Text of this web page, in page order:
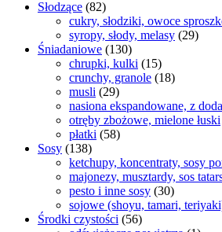
Słodzące (82)
cukry, słodziki, owoce
syropy, słody, melasy (29)
Śniadaniowe (130)
chrupki, kulki (15)
crunchy, granole (18)
musli (29)
nasiona ekspandowane, z
otręby zbożowe, mielone łuski
płatki (58)
Sosy (138)
ketchupy, koncentraty, sosy
majonezy, musztardy, sos
pesto i inne sosy (30)
sojowe (shoyu, tamari,
Środki czystości (56)